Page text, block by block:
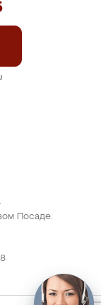
Посаде.